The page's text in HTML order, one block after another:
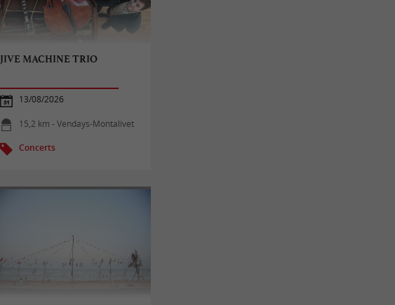
JIVE MACHINE TRIO
13/08/2026
15,2 km - Vendays-Montalivet
Concerts